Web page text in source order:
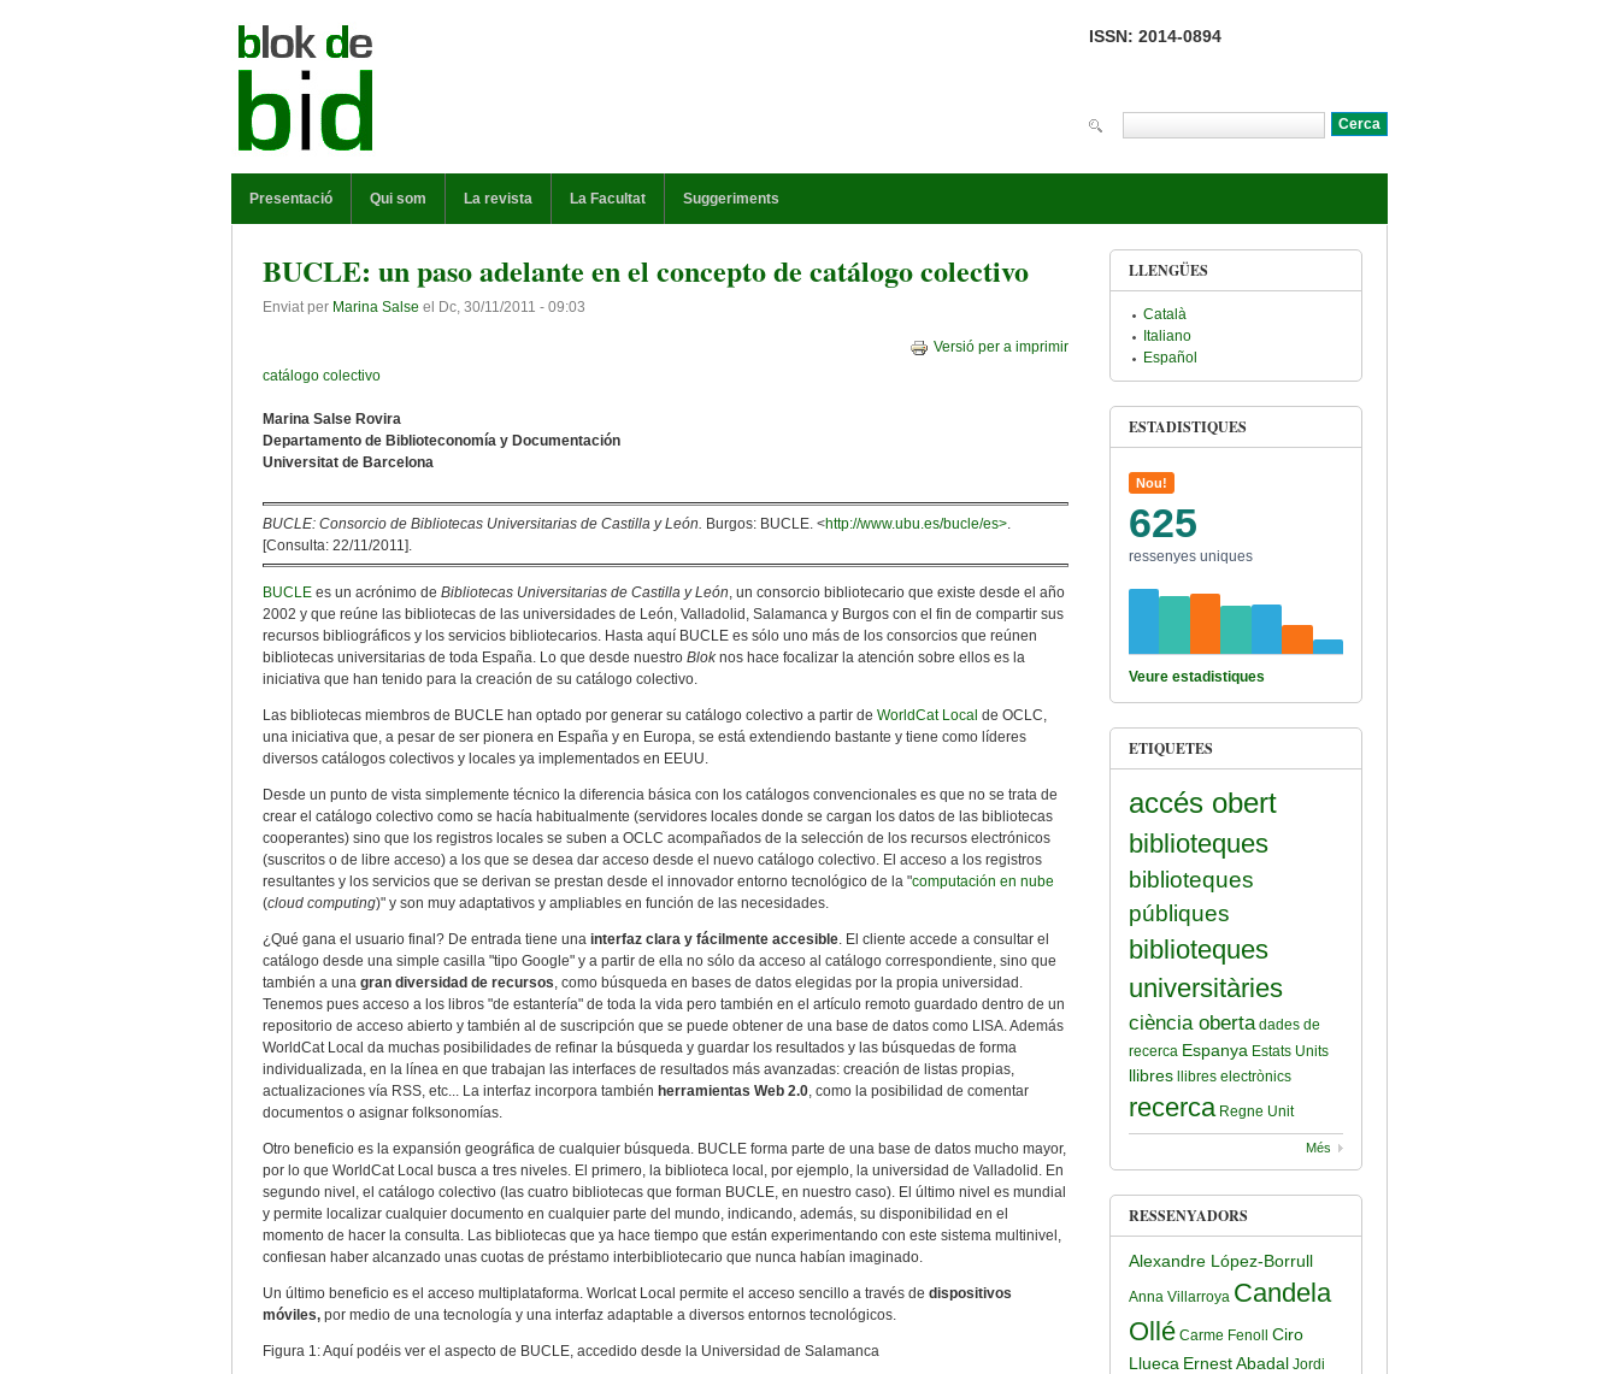
ISSN: 2014-0894
Presentació Qui som La revista La Facultat Suggeriments
BUCLE: un paso adelante en el concepto de catálogo colectivo
Enviat per Marina Salse el Dc, 30/11/2011 - 09:03
Versió per a imprimir
catálogo colectivo
Marina Salse Rovira
Departamento de Biblioteconomía y Documentación
Universitat de Barcelona
BUCLE: Consorcio de Bibliotecas Universitarias de Castilla y León. Burgos: BUCLE. <http://www.ubu.es/bucle/es>.
[Consulta: 22/11/2011].
BUCLE es un acrónimo de Bibliotecas Universitarias de Castilla y León, un consorcio bibliotecario que existe desde el año
2002 y que reúne las bibliotecas de las universidades de León, Valladolid, Salamanca y Burgos con el fin de compartir sus
recursos bibliográficos y los servicios bibliotecarios. Hasta aquí BUCLE es sólo uno más de los consorcios que reúnen
bibliotecas universitarias de toda España. Lo que desde nuestro Bloknos hace focalizar la atención sobre ellos es la
iniciativa que han tenido para la creación de su catálogo colectivo.
Las bibliotecas miembros de BUCLE han optado por generar su catálogo colectivo a partir de WorldCat Local de OCLC,
una iniciativa que, a pesar de ser pionera en España y en Europa, se está extendiendo bastante y tiene como líderes
diversos catálogos colectivos y locales ya implementados en EEUU.
Desde un punto de vista simplemente técnico la diferencia básica con los catálogos convencionales es que no se trata de
crear el catálogo colectivo como se hacía habitualmente (servidores locales donde se cargan los datos de las bibliotecas
cooperantes) sino que los registros locales se suben a OCLC acompañados de la selección de los recursos electrónicos
(suscritos o de libre acceso) a los que se desea dar acceso desde el nuevo catálogo colectivo. El acceso a los registros
resultantes y los servicios que se derivan se prestan desde el innovador entorno tecnológico de la "computación en nube
(cloud computing)" y son muy adaptativos y ampliables en función de las necesidades.
¿Qué gana el usuario final? De entrada tiene una interfaz clara y fácilmente accesible. El cliente accede a consultar el
catálogo desde una simple casilla "tipo Google" y a partir de ella no sólo da acceso al catálogo correspondiente, sino que
también a una gran diversidad de recursos, como búsqueda en bases de datos elegidas por la propia universidad.
Tenemos pues acceso a los libros "de estantería" de toda la vida pero también en el artículo remoto guardado dentro de un
repositorio de acceso abierto y también al de suscripción que se puede obtener de una base de datos como LISA. Además
WorldCat Local da muchas posibilidades de refinar la búsqueda y guardar los resultados y las búsquedas de forma
individualizada, en la línea en que trabajan las interfaces de resultados más avanzadas: creación de listas propias,
actualizaciones vía RSS, etc... La interfaz incorpora también herramientas Web 2.0, como la posibilidad de comentar
documentos o asignar folksonomías.
Otro beneficio es la expansión geográfica de cualquier búsqueda. BUCLE forma parte de una base de datos mucho mayor,
por lo que WorldCat Local busca a tres niveles. El primero, la biblioteca local, por ejemplo, la universidad de Valladolid. En
segundo nivel, el catálogo colectivo (las cuatro bibliotecas que forman BUCLE, en nuestro caso). El último nivel es mundial
y permite localizar cualquier documento en cualquier parte del mundo, indicando, además, su disponibilidad en el
momento de hacer la consulta. Las bibliotecas que ya hace tiempo que están experimentando con este sistema multinivel,
confiesan haber alcanzado unas cuotas de préstamo interbibliotecario que nunca habían imaginado.
Un último beneficio es el acceso multiplataforma. Worlcat Local permite el acceso sencillo a través de dispositivos
móviles, por medio de una tecnología y una interfaz adaptable a diversos entornos tecnológicos.
Figura 1: Aquí podéis ver el aspecto de BUCLE, accedido desde la Universidad de Salamanca
LLENGÜES
Català
Italiano
Español
ESTADISTIQUES
Nou!
625
ressenyes uniques
Veure estadistiques
ETIQUETES
accés obert
biblioteques
biblioteques
públiques
biblioteques
universitàries
ciència oberta dades de
recerca Espanya Estats Units
llibres llibres electrònics
recerca Regne Unit
Més
RESSENYADORS
Alexandre López-Borrull
Anna Villarroya Candela
Ollé Carme Fenoll
Ciro
Llueca Ernest Abadal Jordi